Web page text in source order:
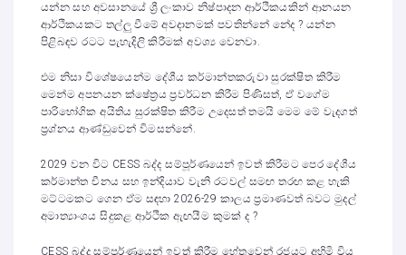
යන්න සහ අවසානයේ ශ්‍රී ලංකාව නිෂ්පාදන ආර්ථිකයකින් ආනයන
ආර්ථිකයකට තල්ලු වීමේ අවදානමක් පවතින්නේ නේද ? යන්න
පිළිබඳව රටට පැහැදිලි කිරීමක් අවශ්‍ය වෙනවා.
එම නිසා විශේෂයෙන්ම දේශීය කර්මාන්තකරුවා සුරක්ෂිත කිරීම
මෙන්ම අපනයන ක්ෂේත්‍රය ප්‍රවර්ධන කිරීම පිණිසත්, ඒ වගේම
පාරිභෝගික අයිතිය සුරක්ෂිත කිරීම උදෙසත් තමයි මෙම මේ වැදගත්
ප්‍රශ්නය ආණ්ඩුවෙන් විමසන්නේ.
2029 වන විට CESS බද්ද සම්පූර්ණයෙන් ඉවත් කිරීමට පෙර දේශීය
කර්මාන්ත චීනය සහ ඉන්දියාව වැනි රටවල් සමඟ තරඟ කළ හැකි
මට්ටමකට ගෙන ඒම සඳහා 2026-29 කාලය ප්‍රමාණවත් බවට මුදල්
අමාත්‍යාංශය සිදුකළ ආර්ථික ඇඟයීම කුමක් ද ?
CESS බද්ද සම්පූර්ණයෙන් ඉවත් කිරීම හේතුවෙන් රජයට අහිමි විය